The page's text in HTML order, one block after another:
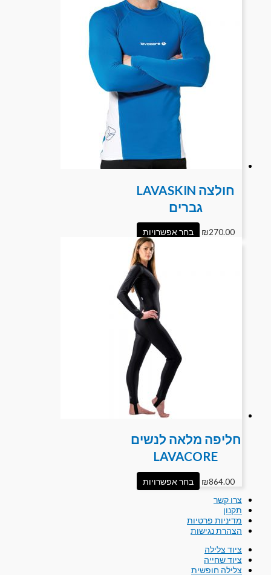
חולצה LAVASKIN
גברים
₪270.00 בחר אפשרויות
חליפה מלאה לנשים
LAVACORE
₪864.00
בחר אפשרויות
צרו קשר
תקנון
מדיניות פרטיות
הצהרת נגישות
ציוד צלילה
ציוד שחייה
צלילה חופשית